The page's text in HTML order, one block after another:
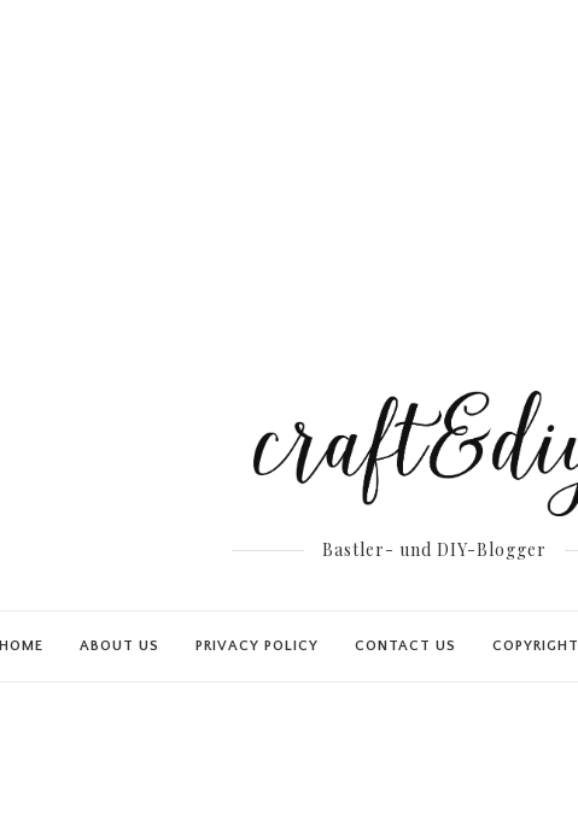
Bastler- und DIY-Blogger
HOME ABOUT US PRIVACY POLICY CONTACT US COPYRIGHT